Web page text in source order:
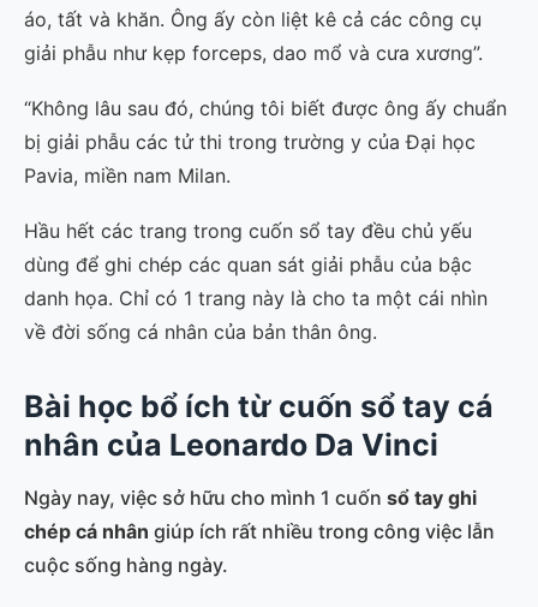
áo, tất và khăn. Ông ấy còn liệt kê cả các công cụ
giải phẫu như kẹp forceps, dao mổ và cưa xương”.
“Không lâu sau đó, chúng tôi biết được ông ấy chuẩn
bị giải phẫu các tử thi trong trường y của Đại học
Pavia, miền nam Milan.
Hầu hết các trang trong cuốn sổ tay đều chủ yếu
dùng để ghi chép các quan sát giải phẫu của bậc
danh họa. Chỉ có 1 trang này là cho ta một cái nhìn
về đời sống cá nhân của bản thân ông.
Bài học bổ ích từ cuốn sổ tay cá
nhân của Leonardo Da Vinci
Ngày nay, việc sở hữu cho mình 1 cuốn sổ tay ghi
chép cá nhân giúp ích rất nhiều trong công việc lẫn
cuộc sống hàng ngày.